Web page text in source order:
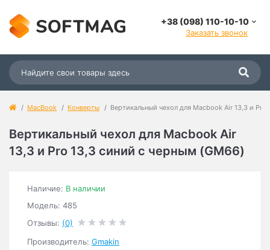
+38 (098) 110-10-10
Заказать звонок
MacBook Конверты Вертикальный чехол для Macbook Air 13,3 и
Вертикальный чехол для Macbook Air
13,3 и Pro 13,3 синий с черным (GM66)
Наличие: В наличии
Модель: 485
Отзывы: (0)
Производитель: Gmakin